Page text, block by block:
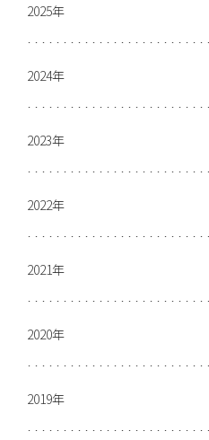
2025年
2024年
2023年
2022年
2021年
2020年
2019年